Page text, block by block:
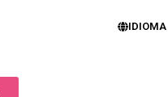
IDIOMA